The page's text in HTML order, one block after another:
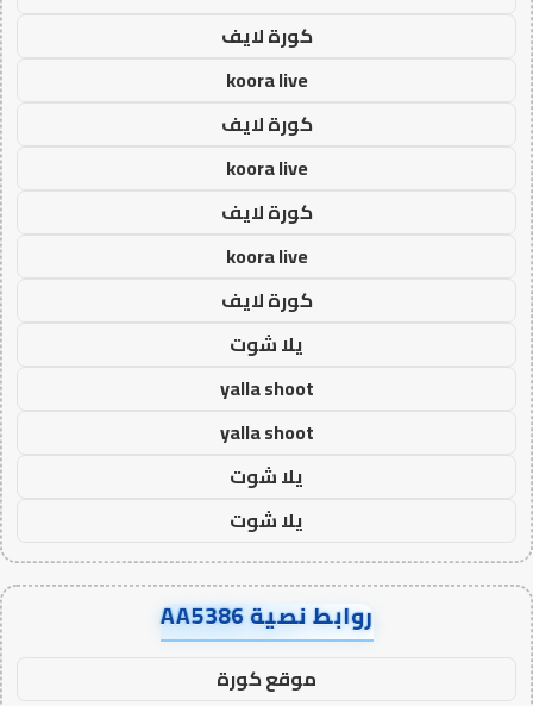
كورة لايف
koora live
كورة لايف
koora live
كورة لايف
koora live
كورة لايف
يلا شوت
yalla shoot
yalla shoot
يلا شوت
يلا شوت
روابط نصية AA5386
موقع كورة